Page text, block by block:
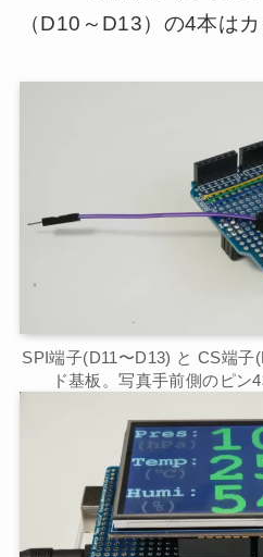
（D10～D13）の4本はカ
SPI端子(D11〜D13) と CS端子
ド基板。写真手前側のピン